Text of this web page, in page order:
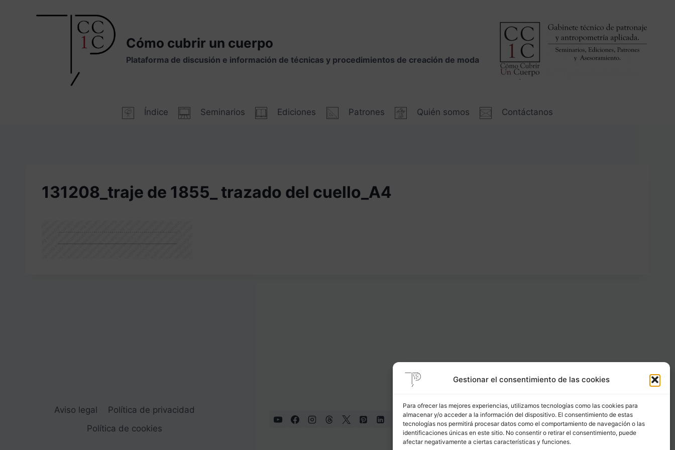
Gestionar el consentimiento de las cookies
Para ofrecer las mejores experiencias, utilizamos tecnologías como las cookies para
almacenar y/o acceder a la información del dispositivo. El consentimiento de estas
tecnologías nos permitirá procesar datos como el comportamiento de navegación o las
identificaciones únicas en este sitio. No consentir o retirar el consentimiento, puede
afectar negativamente a ciertas características y funciones.
Cómo cubrir un cuerpo
Plataforma de discusión e información de técnicas y procedimientos de creación de moda
Índice Seminarios Ediciones Patrones Quién somos Contáctanos
131208_traje de 1855_ trazado del cuello_A4
Aviso legal
Política de privacidad
Política de cookies
Carrer Provença, 183
Tel& Whatsapp
+34 - 683 23 53 59